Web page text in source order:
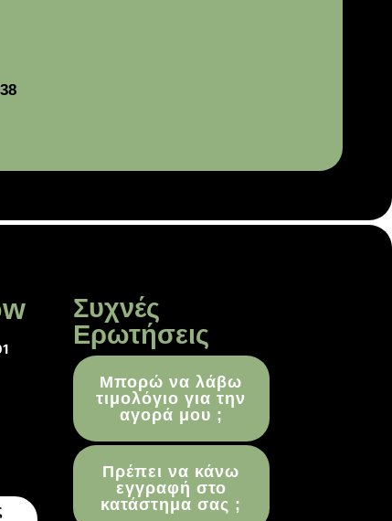
Συχνές
Ερωτήσεις
Μπορώ να λάβω
τιμολόγιο για την
αγορά μου ;
Πρέπει να κάνω
εγγραφή στο
κατάστημα σας ;